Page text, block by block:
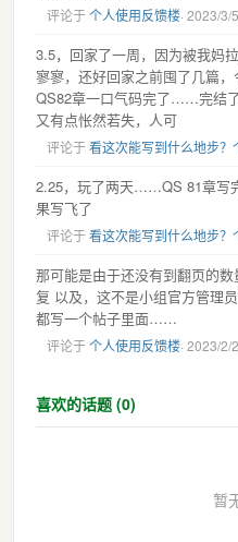
评论于个人使用反馈楼· 2023/3/5
3.5，回家了一周，因为被我妈
寥寥，还好回家之前囤了几篇
QS82章一口气码完了……完结
又有点怅然若失，人可
评论于看这次能写到什么地步？
2.25，玩了两天……QS 81章写
果写飞了
评论于看这次能写到什么地步？
那可能是由于还没有到翻页的
复 以及，这不是小组官方管理
都写一个帖子里面……
评论于个人使用反馈楼· 2023/2/
喜欢的话题 (0)
暂